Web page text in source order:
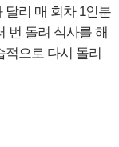
달리 매 회차 1인분
번 돌려 식사를 해
적으로 다시 돌리